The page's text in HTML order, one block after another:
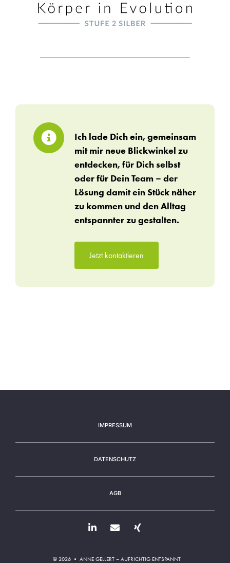
Ich lade Dich ein, gemeinsam
mit mir neue Blickwinkel zu
entdecken, für Dich selbst
oder für Dein Team – der
Lösung damit ein Stück näher
zu kommen und den Alltag
entspannter zu gestalten.
Jetzt kontaktieren
IMPRESSUM
DATENSCHUTZ
AGB
© 2026 • ANNE GELLERT – AUFRICHTIG ENTSPANNT